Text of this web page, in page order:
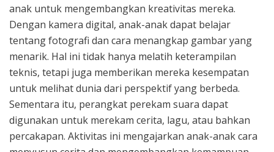
anak untuk mengembangkan kreativitas mereka.
Dengan kamera digital, anak-anak dapat belajar
tentang fotografi dan cara menangkap gambar yang
menarik. Hal ini tidak hanya melatih keterampilan
teknis, tetapi juga memberikan mereka kesempatan
untuk melihat dunia dari perspektif yang berbeda.
Sementara itu, perangkat perekam suara dapat
digunakan untuk merekam cerita, lagu, atau bahkan
percakapan. Aktivitas ini mengajarkan anak-anak cara